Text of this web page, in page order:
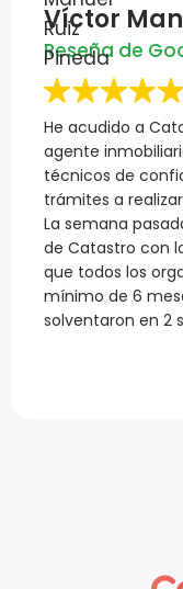
Víctor
Reseña de
He acudido a
agente
técnicos de
trámites a
La semana
de Catastro con
que todos los
mínimo de 6
solventaron en 2